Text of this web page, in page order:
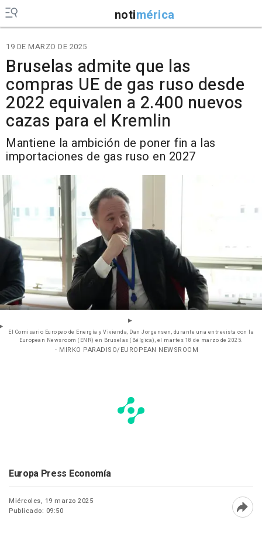
notimérica
19 DE MARZO DE 2025
Bruselas admite que las
compras UE de gas ruso desde
2022 equivalen a 2.400 nuevos
cazas para el Kremlin
Mantiene la ambición de poner fin a las
importaciones de gas ruso en 2027
El Comisario Europeo de Energía y Vivienda, Dan Jorgensen, durante una entrevista con la
European Newsroom (ENR) en Bruselas (Bélgica), el martes 18 de marzo de 2025.
- MIRKO PARADISO/EUROPEAN NEWSROOM
Europa Press Economía
Miércoles, 19 marzo 2025
Publicado: 09:50